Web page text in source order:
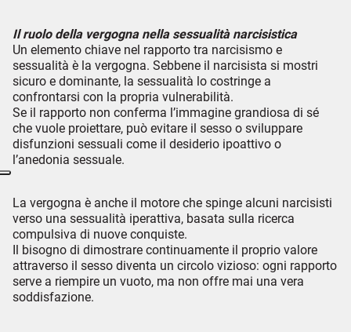
Il ruolo della vergogna nella sessualità narcisistica
Un elemento chiave nel rapporto tra narcisismo e
sessualità è la vergogna. Sebbene il narcisista si mostri
sicuro e dominante, la sessualità lo costringe a
confrontarsi con la propria vulnerabilità.
Se il rapporto non conferma l’immagine grandiosa di sé
che vuole proiettare, può evitare il sesso o sviluppare
disfunzioni sessuali come il desiderio ipoattivo o
l’anedonia sessuale.
La vergogna è anche il motore che spinge alcuni narcisisti
verso una sessualità iperattiva, basata sulla ricerca
compulsiva di nuove conquiste.
Il bisogno di dimostrare continuamente il proprio valore
attraverso il sesso diventa un circolo vizioso: ogni rapporto
serve a riempire un vuoto, ma non offre mai una vera
soddisfazione.